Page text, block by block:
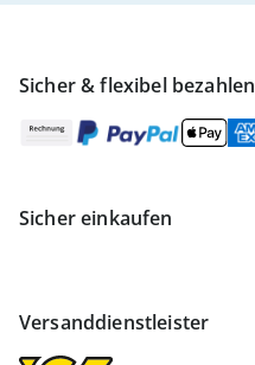
Sicher & flexibel bezahlen
Sicher einkaufen
Versanddienstleister